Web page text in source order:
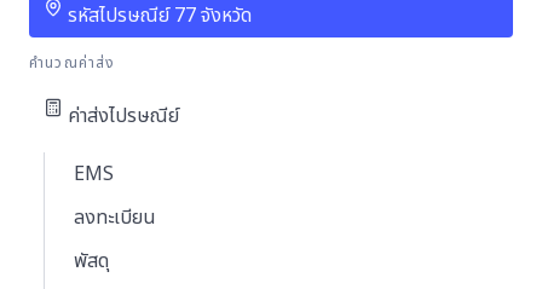
รหัสไปรษณีย์ 77 จังหวัด
คำนวณค่าส่ง
ค่าส่งไปรษณีย์
EMS
ลงทะเบียน
พัสดุ